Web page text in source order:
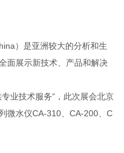
）是亚洲较大的分析和生
面展示新技术、产品和解决
业技术服务“，此次展会北京
微水仪CA-310、CA-200、C